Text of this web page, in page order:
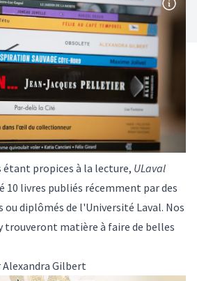
étant propices à la lecture, ULaval
10 livres publiés récemment par des
diplômés de l'Université Laval. Nos
trouveront matière à faire de belles
Gilbert